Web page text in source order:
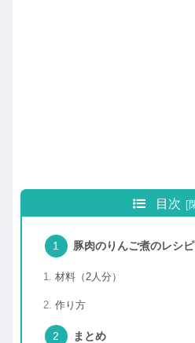
目次
豚肉のりんご煮のレシピ
材料（2人分）
作り方
まとめ